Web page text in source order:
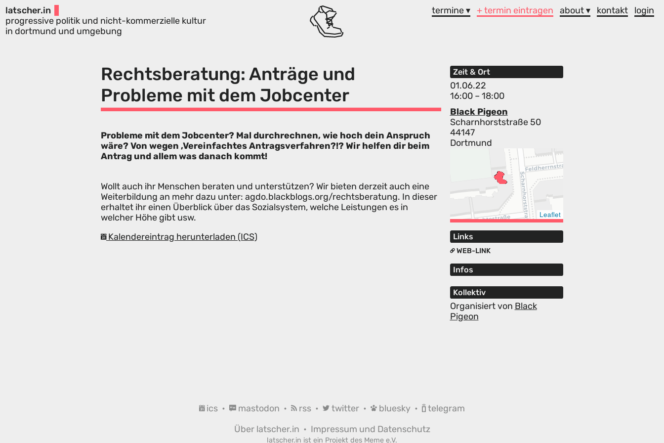
latscher.in
progressive politik und nicht-kommerzielle kultur
in dortmund und umgebung
termine ▾ + termin eintragen about ▾ kontakt login
Rechtsberatung: Anträge und
Probleme mit dem Jobcenter
Zeit & Ort
01.06.22
16:00 – 18:00
Black Pigeon
Scharnhorststraße 50
44147
Dortmund
Leaflet
Links
WEB-LINK
Infos
Kollektiv
Organisiert von Black
Pigeon
Probleme mit dem Jobcenter? Mal durchrechnen, wie hoch dein Anspruch
wäre? Von wegen ‚Vereinfachtes Antragsverfahren?!? Wir helfen dir beim
Antrag und allem was danach kommt!
Wollt auch ihr Menschen beraten und unterstützen? Wir bieten derzeit auch eine
Weiterbildung an mehr dazu unter: agdo.blackblogs.org/rechtsberatung. In dieser
erhaltet ihr einen Überblick über das Sozialsystem, welche Leistungen es in
welcher Höhe gibt usw.
Kalendereintrag herunterladen (ICS)
ics • mastodon • rss • twitter • bluesky •
telegram
Über latscher.in • Impressum und Datenschutz
latscher.in ist ein Projekt des Meme e.V.